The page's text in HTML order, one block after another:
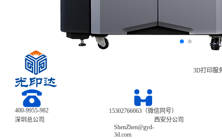
3D打印服
400-9955-982
15302766063（微信同号）
深圳总公司
ShenZhen@gyd-
3d.com
西安分公司